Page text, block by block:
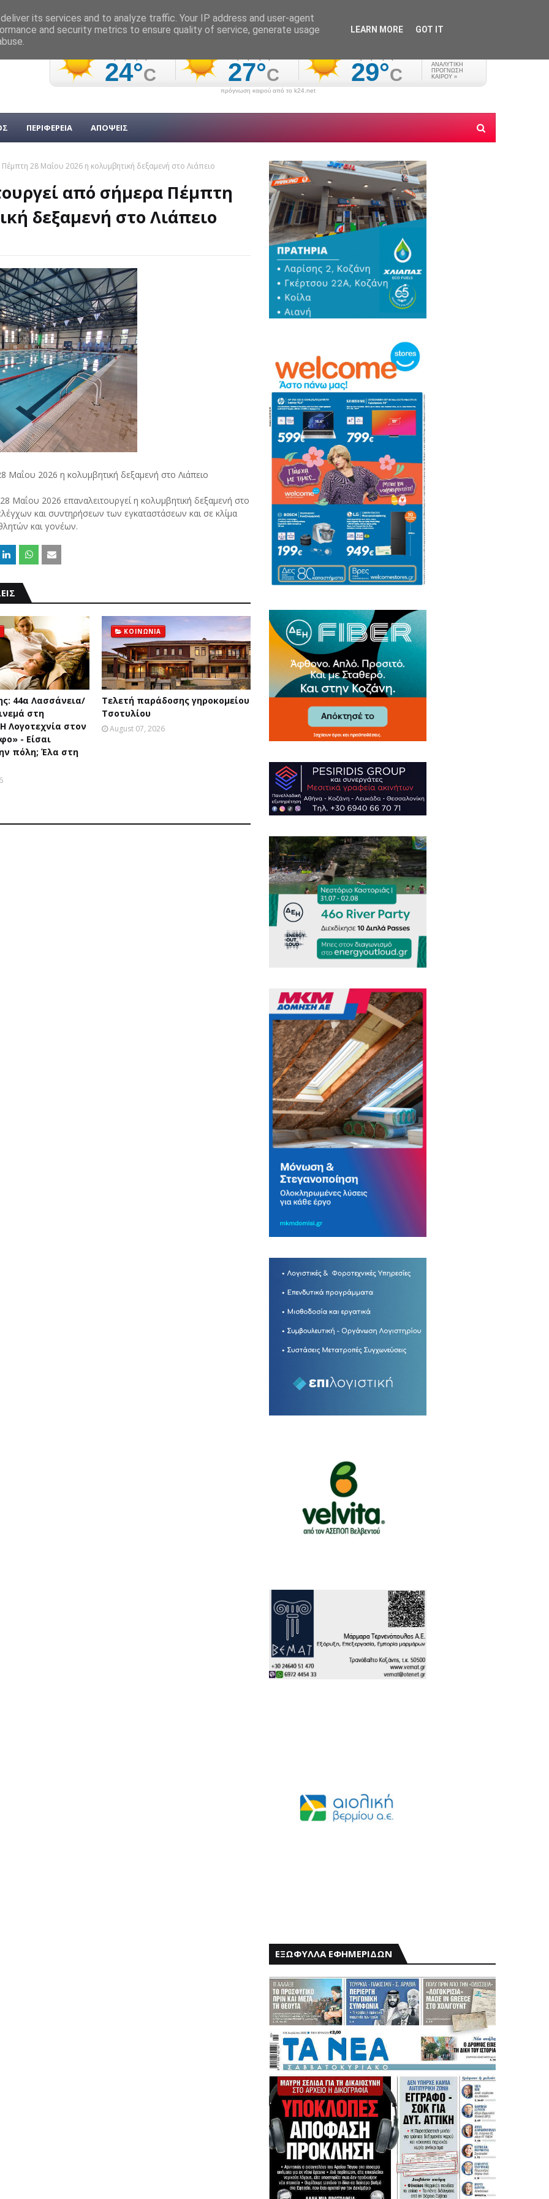
πρόγνωση καιρού από το k24.net
ΠΕΡΙΦΕΡΕΙΑ ΑΠΟΨΕΙΣ
28 Μαΐου 2026 η κολυμβητική δεξαμενή στο Λιάπειο
από σήμερα Πέμπτη
δεξαμενή στο Λιάπειο
Μαΐου 2026 η κολυμβητική δεξαμενή στο Λιάπειο
Μαΐου 2026 επαναλειτουργεί η κολυμβητική δεξαμενή στο
και συντηρήσεων των εγκαταστάσεων και σε κλίμα
και γονέων.
44α Λασσάνεια/
στη
Λογοτεχνία στον
- Είσαι
πόλη; Έλα στη
ΚΟΙΝΩΝΙΑ
Τελετή παράδοσης γηροκομείου
Τσοτυλίου
August 07, 2026
ΕΞΩΦΥΛΛΑ ΕΦΗΜΕΡΙΔΩΝ
its services and to analyze traffic. Your IP address and user-agent
and security metrics to ensure quality of service, generate usage
LEARN MORE GOT IT